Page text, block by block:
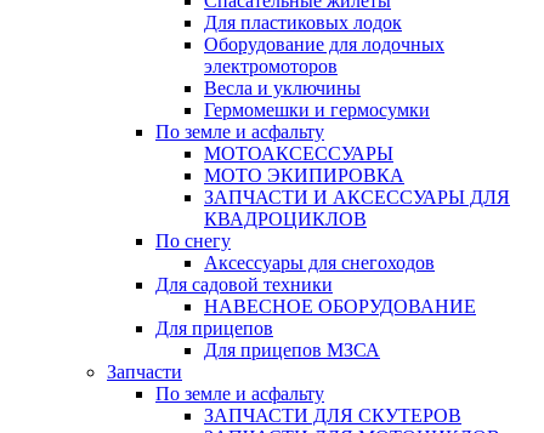
Для пластиковых лодок
Оборудование для лодочных
электромоторов
Весла и уключины
Гермомешки и гермосумки
По земле и асфальту
МОТОАКСЕССУАРЫ
МОТО ЭКИПИРОВКА
ЗАПЧАСТИ И АКСЕССУАРЫ ДЛЯ
КВАДРОЦИКЛОВ
По снегу
Аксессуары для снегоходов
Для садовой техники
НАВЕСНОЕ ОБОРУДОВАНИЕ
Для прицепов
Для прицепов МЗСА
Запчасти
По земле и асфальту
ЗАПЧАСТИ ДЛЯ СКУТЕРОВ